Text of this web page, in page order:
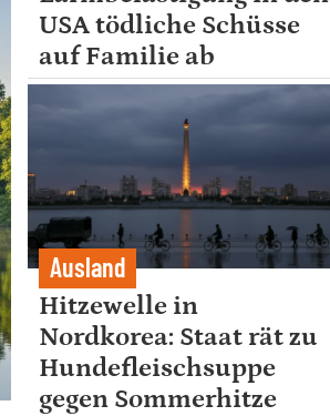
USA tödliche Schüsse
auf Familie ab
Ausland
Hitzewelle in
Nordkorea: Staat rät zu
Hundefleischsuppe
gegen Sommerhitze